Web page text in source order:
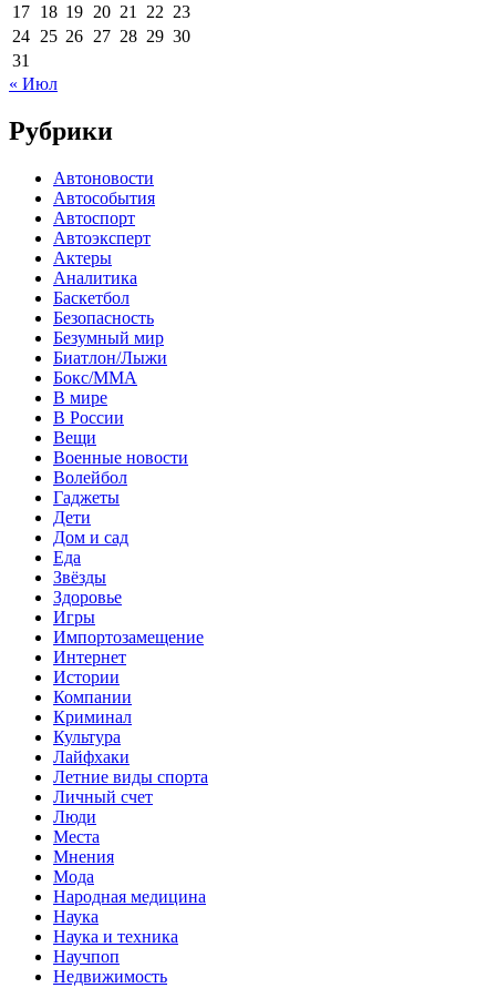
17 18 19 20 21 22 23
24 25 26 27 28 29 30
31
« Июл
Рубрики
Автоновости
Автособытия
Автоспорт
Автоэксперт
Актеры
Аналитика
Баскетбол
Безопасность
Безумный мир
Биатлон/Лыжи
Бокс/MMA
В мире
В России
Вещи
Военные новости
Волейбол
Гаджеты
Дети
Дом и сад
Еда
Звёзды
Здоровье
Игры
Импортозамещение
Интернет
Истории
Компании
Криминал
Культура
Лайфхаки
Летние виды спорта
Личный счет
Люди
Места
Мнения
Мода
Народная медицина
Наука
Наука и техника
Научпоп
Недвижимость